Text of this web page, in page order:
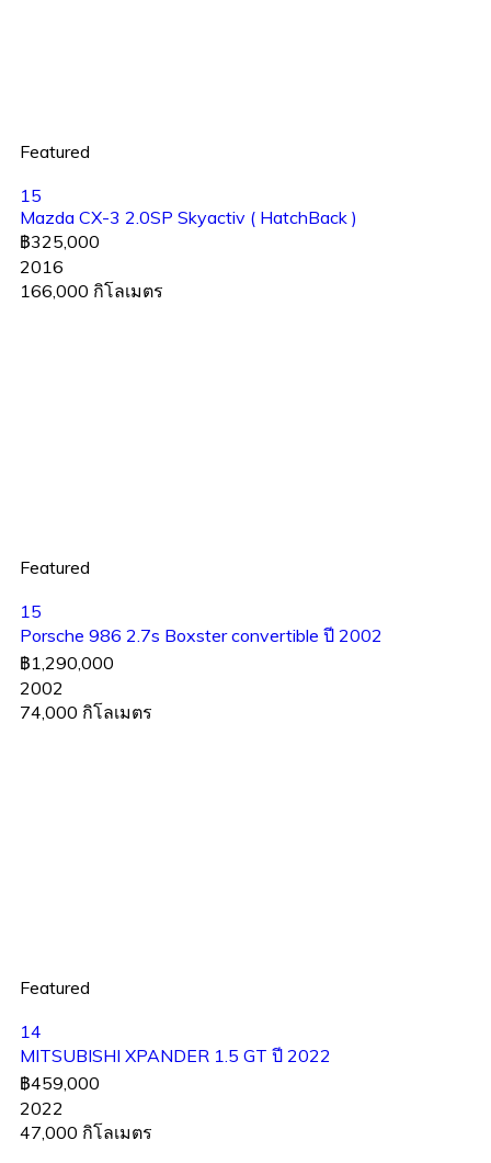
Featured
15
Mazda CX-3 2.0SP Skyactiv ( HatchBack )
฿325,000
2016
166,000 กิโลเมตร
Featured
15
Porsche 986 2.7s Boxster convertible ปี 2002
฿1,290,000
2002
74,000 กิโลเมตร
Featured
14
MITSUBISHI XPANDER 1.5 GT ปี 2022
฿459,000
2022
47,000 กิโลเมตร